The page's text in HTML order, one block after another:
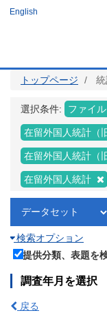
ツ
English
トップページ
選択条件: ファイル
在留外国人統計（
在留外国人統計（
在留外国人統計
検索オプション
提供分類、表題を
調査年月を選択
戻る